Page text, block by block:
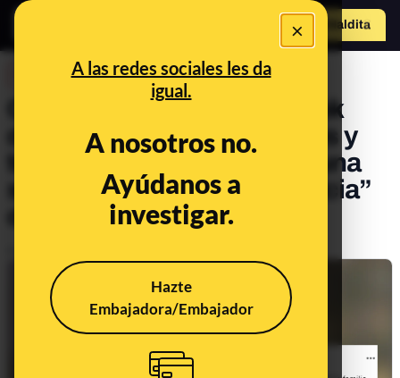
×
A las redes sociales les da
igual.
A nosotros no.
Ayúdanos a
investigar.
Hazte
Embajadora/Embajador
Hazte Maldito
Cómo cuentas de Facebook
difunden desinformaciones y
teorías sin pruebas sobre una
supuesta “lamentable noticia”
del rey de Inglaterra